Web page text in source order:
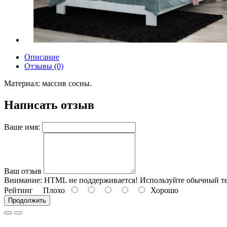
Описание
Отзывы (0)
Материал: массив сосны.
Написать отзыв
Ваше имя:
Ваш отзыв
Внимание: HTML не поддерживается! Используйте обычный
Рейтинг Плохо Хорошо
Продолжить